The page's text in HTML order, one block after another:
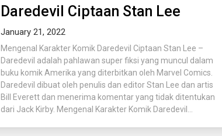
Daredevil Ciptaan Stan Lee
January 21, 2022
Mengenal Karakter Komik Daredevil Ciptaan Stan Lee –
Daredevil adalah pahlawan super fiksi yang muncul dalam
buku komik Amerika yang diterbitkan oleh Marvel Comics.
Daredevil dibuat oleh penulis dan editor Stan Lee dan artis
Bill Everett dan menerima komentar yang tidak ditentukan
dari Jack Kirby. Mengenal Karakter Komik Daredevil...